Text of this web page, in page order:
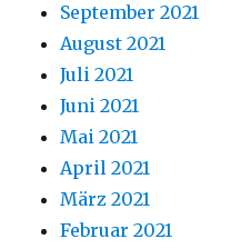
September 2021
August 2021
Juli 2021
Juni 2021
Mai 2021
April 2021
März 2021
Februar 2021